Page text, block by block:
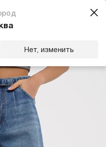
Нет, изменить
тебя